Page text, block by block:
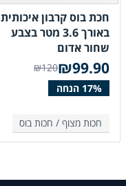
חכת בוס קרבון איכותית
באורך 3.6 מטר בצבע
שחור אדום
חכות מצוף / חכות בוס
₪120 99.90
₪